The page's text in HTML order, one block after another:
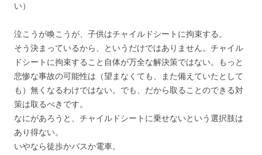
い）
泣こうが喚こうが、子供はチャイルドシートに拘束する。
そう決まっているから、というだけではありません。チャイル
ドシートに拘束すること自体が万全な解決策ではない。もっと
悲惨な事故の可能性は（望まなくても、また備えていたとして
も）無くなるわけではない。でも、だから取ることのできる対
策は取るべきです。
なにがあろうと、チャイルドシートに乗せないという選択肢は
あり得ない。
いやなら徒歩かバスか電車。